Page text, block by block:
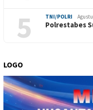
5 TNI/POLRI
Polrestabes
LOGO